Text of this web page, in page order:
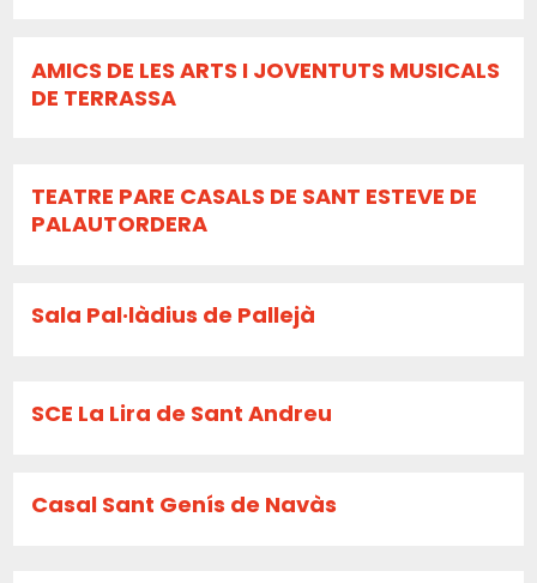
AMICS DE LES ARTS I JOVENTUTS MUSICALS
DE TERRASSA
TEATRE PARE CASALS DE SANT ESTEVE DE
PALAUTORDERA
Sala Pal·làdius de Pallejà
SCE La Lira de Sant Andreu
Casal Sant Genís de Navàs